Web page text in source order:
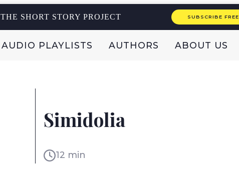
THE SHORT STORY PROJECT SUBSCRIBE FREE
AUDIO PLAYLISTS AUTHORS ABOUT US
Simidolia
12 min